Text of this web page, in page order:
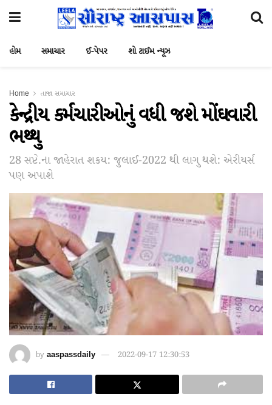
હોમ સમાચાર ઈ-પેપર શો ટાઈમ ન્યૂઝ
Home તાજા સમાચાર
કેન્દ્રીય કર્મચારીઓનું વધી જશે મોંઘવારી
ભથ્થુ
28 સપ્ટે.ના જાહેરાત શકય: જુલાઈ-2022 થી લાગુ થશે: એરીયર્સ
પણ અપાશે
by aaspassdaily 2022-09-17 12:30:53